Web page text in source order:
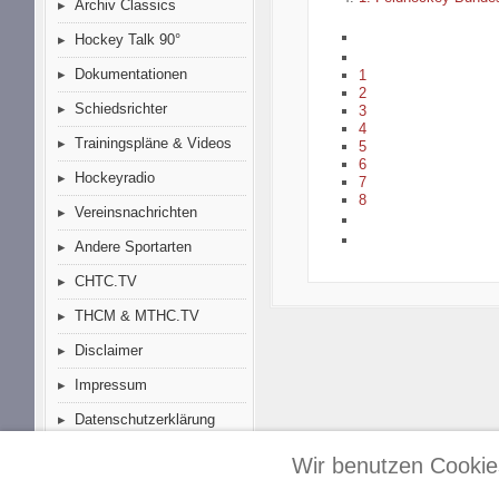
Archiv Classics
Hockey Talk 90°
Dokumentationen
Schiedsrichter
Trainingspläne & Videos
Hockeyradio
Vereinsnachrichten
Andere Sportarten
CHTC.TV
THCM & MTHC.TV
Disclaimer
Impressum
Datenschutzerklärung
1
2
3
4
5
6
7
8
Wir benutzen